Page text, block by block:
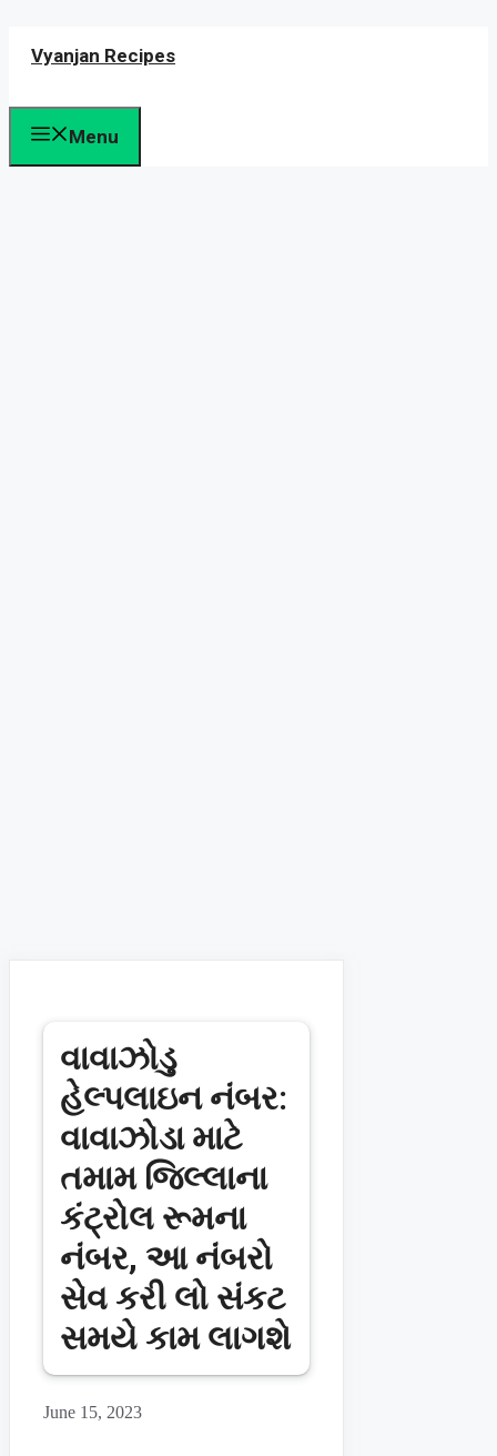
Vyanjan Recipes
Menu
વાવાઝોડુ
હેલ્પલાઇન નંબર:
વાવાઝોડા માટે
તમામ જિલ્લાના
કંટ્રોલ રૂમના
નંબર, આ નંબરો
સેવ કરી લો સંકટ
સમયે કામ લાગશે
June 15, 2023